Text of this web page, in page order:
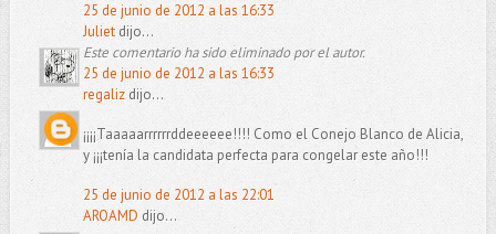
25 de junio de 2012 a las 16:33
Julietdijo...
Este comentario ha sido eliminado por el autor.
25 de junio de 2012 a las 16:33
regalizdijo...
¡¡¡¡Taaaaarrrrrrddeeeeee!!!! Como el Conejo Blanco de Alicia,
y ¡¡¡tenía la candidata perfecta para congelar este año!!!
25 de junio de 2012 a las 22:01
AROAMD dijo...